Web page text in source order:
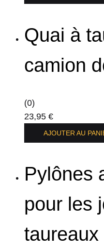
Quai à
camion
(0)
23,95 €
AJOUTER AU
Pylônes
pour les
taureaux